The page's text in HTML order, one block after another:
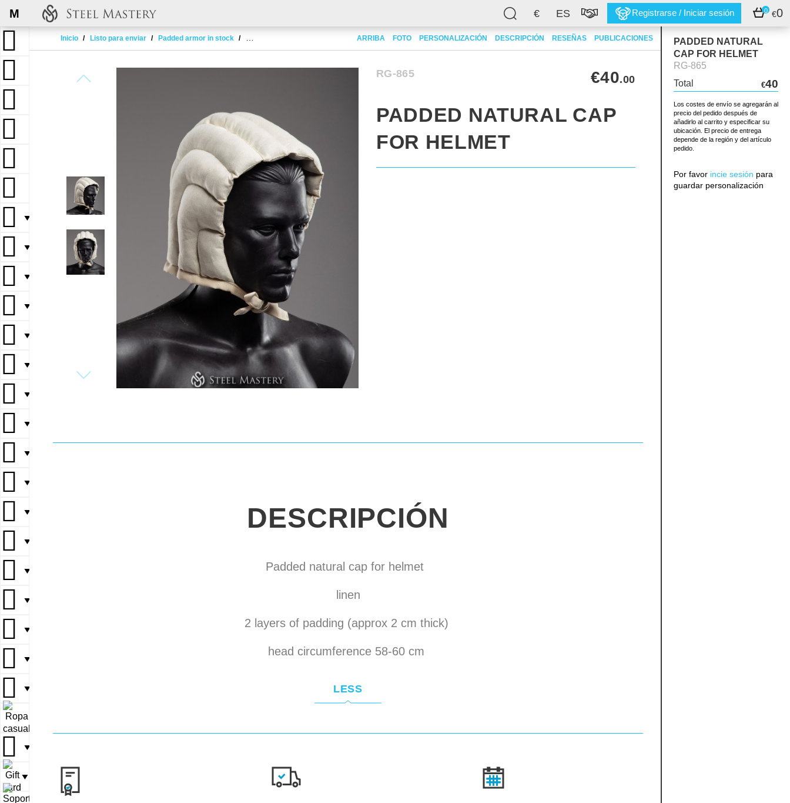
€ ES Registrarse / Iniciar sesión 0 €0
M
Inicio Listo para enviar Padded armor in stock Padded natural cap for helmet ARRIBA FOTO PERSONALIZACIÓN DESCRIPCIÓN RESEÑAS PUBLICACIONES
▼
▼
▼
▼
▼
▼
▼
▼
▼
▼
▼
▼
▼
▼
▼
▼
▼
▼
▼
PADDED NATURAL
CAP FOR HELMET
RG-865
Total
€40
Los costes de envío se agregarán al
precio del pedido después de
añadirlo al carrito y especificar su
ubicación. El precio de entrega
depende de la región y del artículo
pedido.
Por favor incie sesión para
guardar personalización
RG-865 €40.00
PADDED NATURAL CAP
FOR HELMET
DESCRIPCIÓN
Padded natural cap for helmet
linen
2 layers of padding (approx 2 cm thick)
head circumference 58-60 cm
LESS